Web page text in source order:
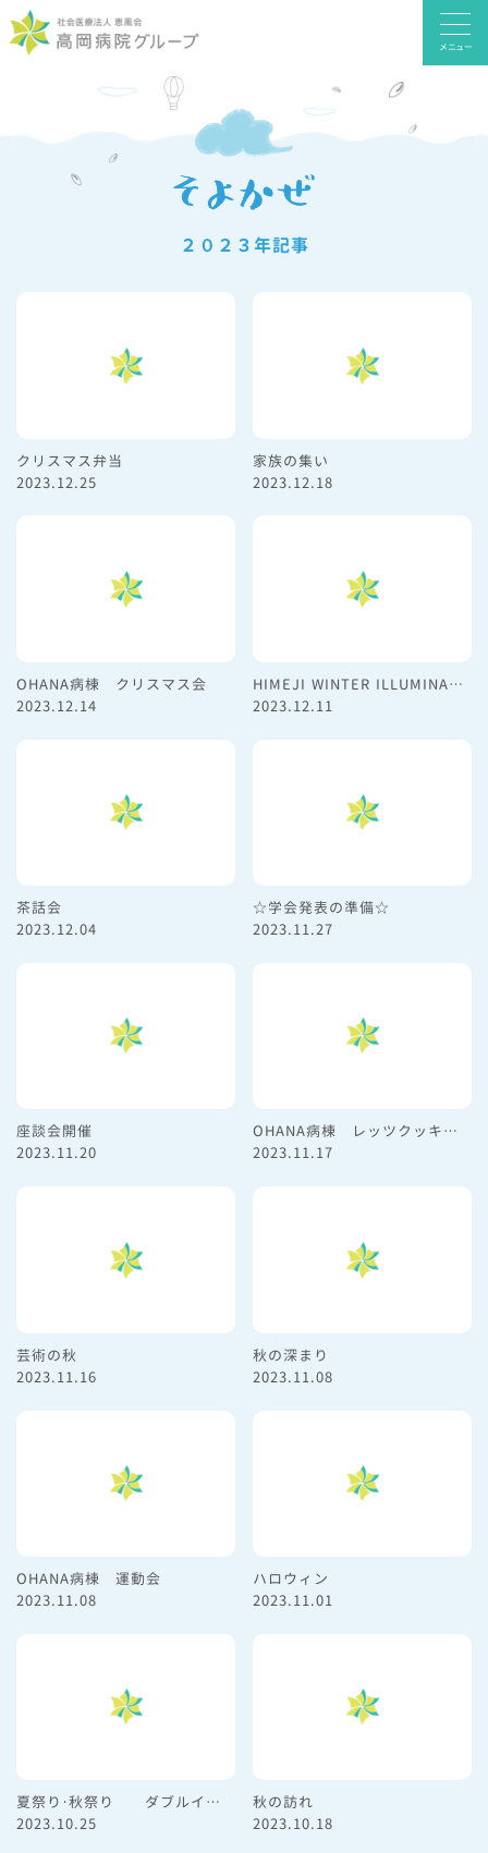
メニュー
２０２３年記事
クリスマス弁当
2023.12.25
家族の集い
2023.12.18
OHANA病棟 クリスマス会
2023.12.14
HIMEJI WINTER ILLUMINATION
2023.12.11
茶話会
2023.12.04
☆学会発表の準備☆
2023.11.27
座談会開催
2023.11.20
OHANA病棟 レッツクッキング！
2023.11.17
芸術の秋
2023.11.16
秋の深まり
2023.11.08
OHANA病棟 運動会
2023.11.08
ハロウィン
2023.11.01
夏祭り・秋祭り ダブルイベント
2023.10.25
秋の訪れ
2023.10.18